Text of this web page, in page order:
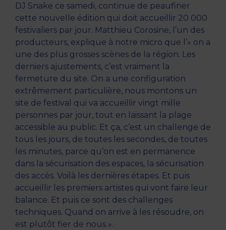
DJ Snake ce samedi, continue de peaufiner
cette nouvelle édition qui doit accueillir 20 000
festivaliers par jour. Matthieu Corosine, l’un des
producteurs, explique à notre micro que l’« on a
une des plus grosses scènes de la région. Les
derniers ajustements, c’est vraiment la
fermeture du site. On a une configuration
extrêmement particulière, nous montons un
site de festival qui va accueillir vingt mille
personnes par jour, tout en laissant la plage
accessible au public. Et ça, c’est un challenge de
tous les jours, de toutes les secondes, de toutes
les minutes, parce qu’on est en permanence
dans la sécurisation des espaces, la sécurisation
des accès. Voilà les dernières étapes. Et puis
accueillir les premiers artistes qui vont faire leur
balance. Et puis ce sont des challenges
techniques. Quand on arrive à les résoudre, on
est plutôt fier de nous ».